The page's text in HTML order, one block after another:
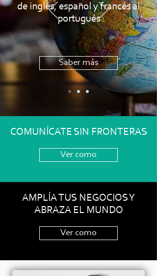
de inglés, español y francés al
portugués
Saber más
COMUNÍCATE SIN FRONTERAS
Ver como
AMPLÍA TUS NEGOCIOS Y
ABRAZA EL MUNDO
Ver como